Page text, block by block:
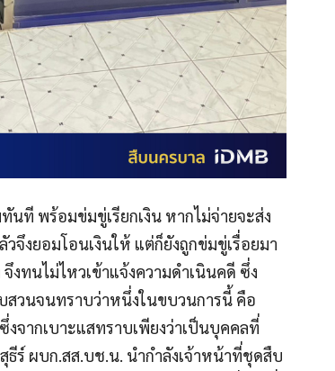
ที พร้อมข่มขู่เรียกเงิน หากไม่จ่ายจะส่ง
จึงยอมโอนเงินให้ แต่ก็ยังถูกข่มขู่เรื่อยมา
งทนไม่ไหวเข้าแจ้งความดำเนินคดี ซึ่ง
สวนจนทราบว่าหนึ่งในขบวนการนี้ คือ
จากเบาะแสทราบเพียงว่าเป็นบุคคลที่
ธีร์ ผบก.สส.บช.น. นำกำลังเจ้าหน้าที่ชุดสืบ